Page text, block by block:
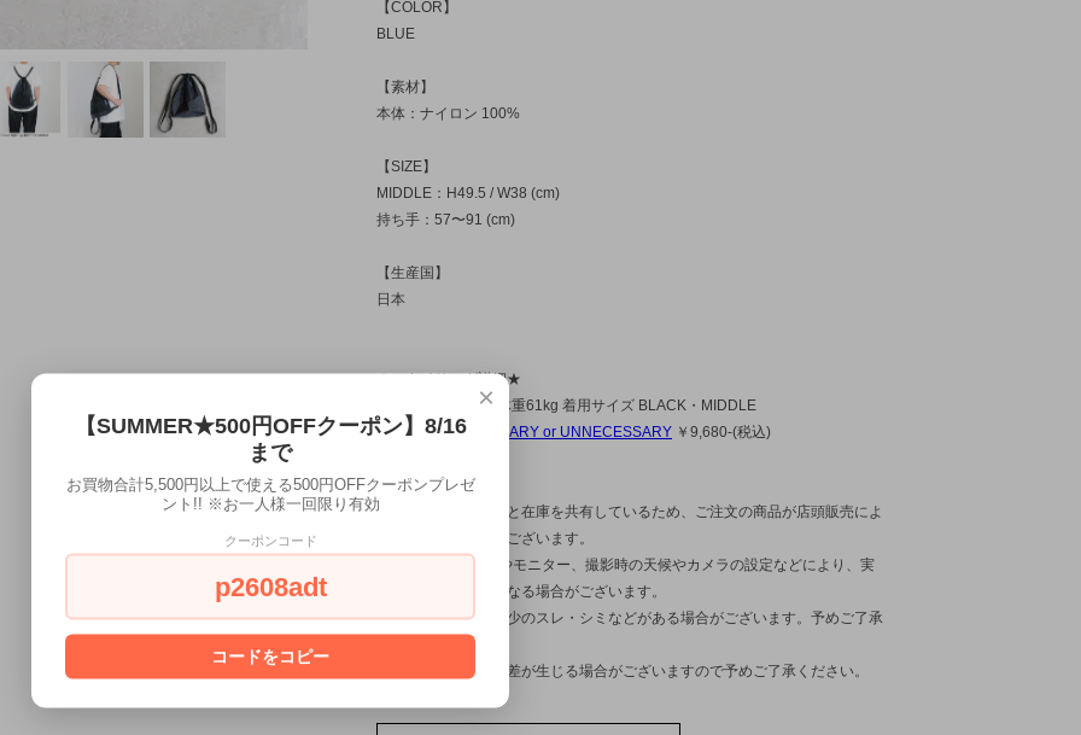
【COLOR】
BLUE
【素材】
本体：ナイロン 100%
【SIZE】
MIDDLE：H49.5 / W38 (cm)
持ち手：57〜91 (cm)
【生産国】
日本
★スタイリング詳細★
men：身長171cm 体重61kg 着用サイズ BLACK・MIDDLE
トップスNECESSARY or UNNECESSARY ￥9,680-(税込)
※当店では、実店舗と在庫を共有しているため、ご注文の商品が店頭販売によ
り売り切れる場合がございます。
※お使いのPC環境やモニター、撮影時の天候やカメラの設定などにより、実
物の色合いと若干異なる場合がございます。
※製品の特徴上、多少のスレ・シミなどがある場合がございます。予めご了承
※若干のサイズの誤差が生じる場合がございますので予めご了承ください。
×
【SUMMER★500円OFFクーポン】8/16
まで
お買物合計5,500円以上で使える500円OFFクーポンプレゼ
ント!! ※お一人様一回限り有効
クーポンコード
p2608adt
コードをコピー